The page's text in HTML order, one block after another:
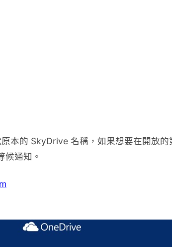
本的 SkyDrive 名稱，如果想要在開放的
候通知。